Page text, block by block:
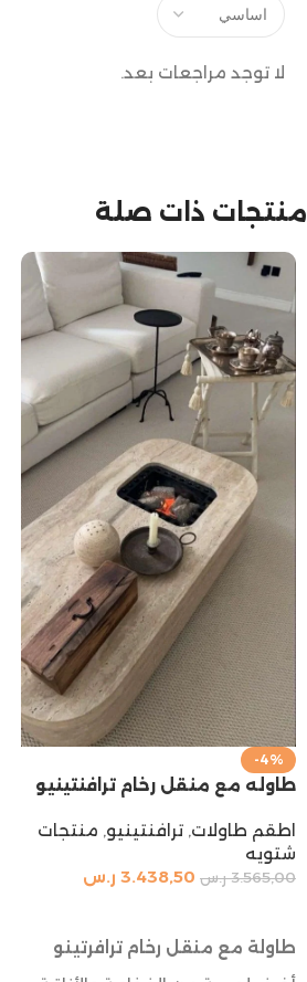
لا توجد مراجعات بعد.
منتجات ذات صلة
-4%
طاوله مع منقل رخام ترافنتينيو
اطقم طاولات, ترافنتينيو, منتجات
شتويه
3.565,00 ر.س 3.438,50 ر.س
طاولة مع منقل رخام ترافرتينو